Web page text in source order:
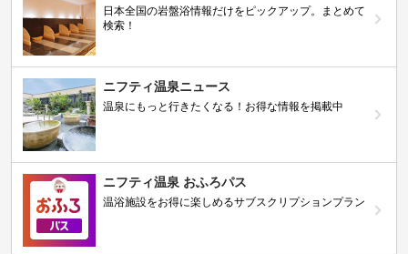
日本全国の岩盤浴情報だけをピックアップ。まとめて
検索！
ニフティ温泉ニュース
温泉にもっと行きたくなる！お得な情報を掲載中
ニフティ温泉 おふろパス
温浴施設をお得に楽しめるサブスクリプションプラン